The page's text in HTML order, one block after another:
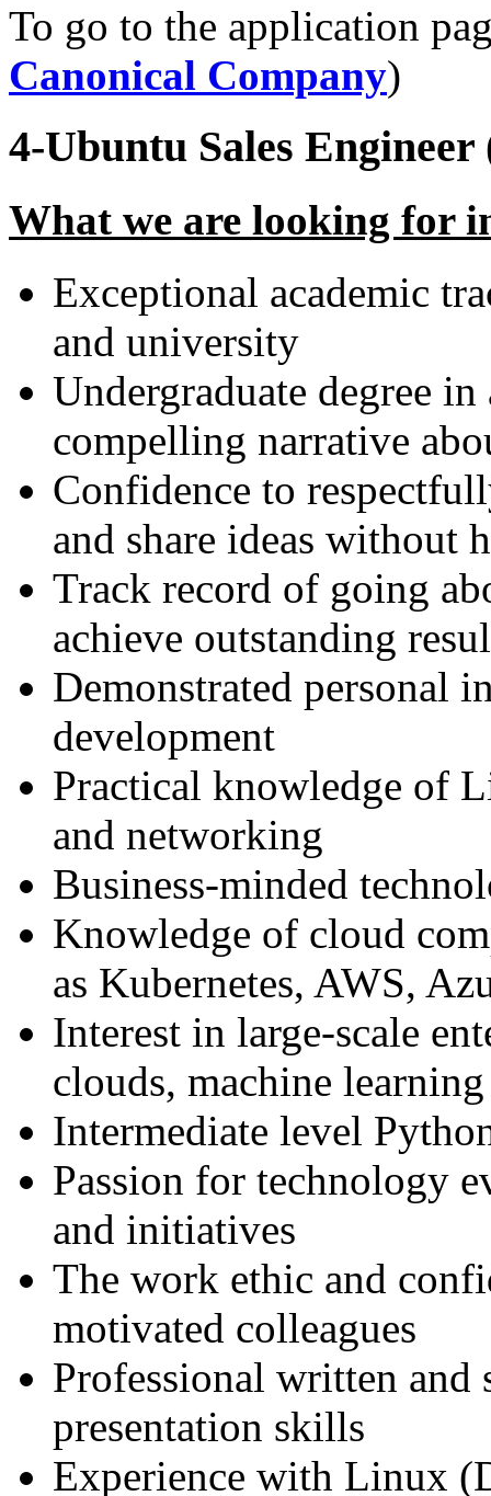
To go to the application
Canonical Company)
4-Ubuntu Sales
What we are looking for
Exceptional academic
and university
Undergraduate degree
compelling narrative
Confidence to
and share ideas without
Track record of going
achieve outstanding
Demonstrated personal
development
Practical knowledge of
and networking
Business-minded
Knowledge of cloud
as Kubernetes, AWS,
Interest in large-scale
clouds, machine
Intermediate level
Passion for technology
and initiatives
The work ethic and
motivated colleagues
Professional written
presentation skills
Experience with Linux